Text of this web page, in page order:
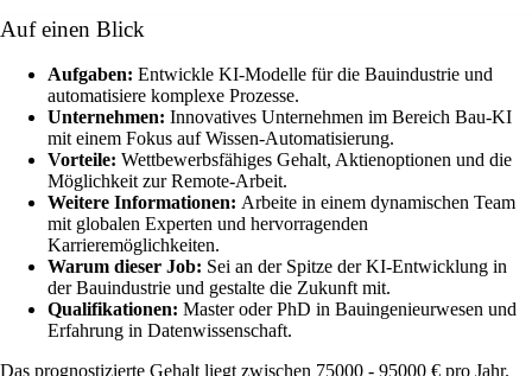
Auf einen Blick
Aufgaben: Entwickle KI-Modelle für die Bauindustrie und
automatisiere komplexe Prozesse.
Unternehmen: Innovatives Unternehmen im Bereich Bau-KI
mit einem Fokus auf Wissen-Automatisierung.
Vorteile: Wettbewerbsfähiges Gehalt, Aktienoptionen und die
Möglichkeit zur Remote-Arbeit.
Weitere Informationen: Arbeite in einem dynamischen Team
mit globalen Experten und hervorragenden
Karrieremöglichkeiten.
Warum dieser Job: Sei an der Spitze der KI-Entwicklung in
der Bauindustrie und gestalte die Zukunft mit.
Qualifikationen: Master oder PhD in Bauingenieurwesen und
Erfahrung in Datenwissenschaft.
Das prognostizierte Gehalt liegt zwischen 75000 - 95000 € pro Jahr.